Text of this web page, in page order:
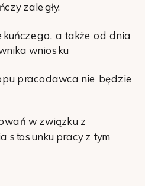
zaległy.
a także od dnia
wniosku
pracodawca nie będzie
w związku z
stosunku pracy z tym